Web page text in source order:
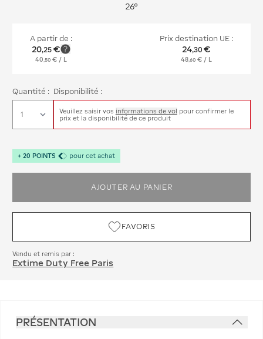
26°
A partir de :
20,25 €
40,50 € / L
Prix destination UE :
24,30 €
48,60 € / L
Quantité : Disponibilité :
Veuillez saisir vos informations de vol pour confirmer le
prix et la disponibilité de ce produit
+ 20 POINTS pour cet achat
AJOUTER AU PANIER
FAVORIS
Vendu et remis par :
Extime Duty Free Paris
PRÉSENTATION